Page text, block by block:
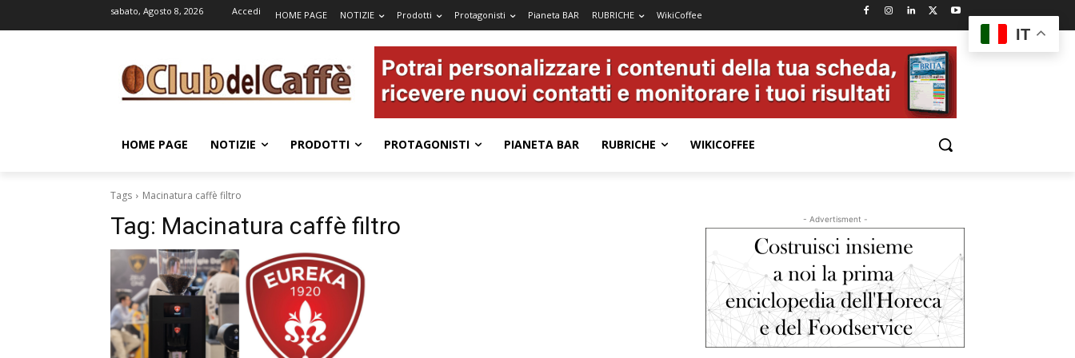
sabato, Agosto 8, 2026 Accedi HOME PAGE NOTIZIE Prodotti Protagonisti Pianeta BAR RUBRICHE WikiCoffee
HOME PAGE NOTIZIE PRODOTTI PROTAGONISTI PIANETA BAR RUBRICHE WIKICOFFEE
Tags Macinatura caffè filtro
Tag: Macinatura caffè filtro - Advertisment -
IT